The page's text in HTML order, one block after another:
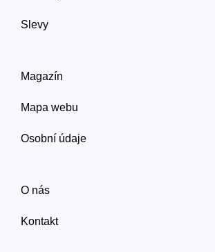
Slevy
Magazín
Mapa webu
Osobní údaje
O nás
Kontakt